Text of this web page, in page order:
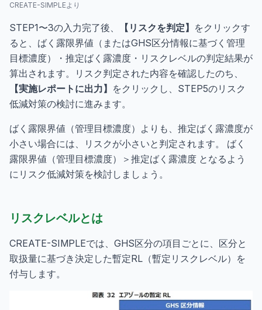
CREATE-SIMPLEより
STEP1〜3の入力完了後、 【リスクを判定】 をクリックす
ると、ばく露限界値（またはGHS区分情報に基づく管理
目標濃度）・推定ばく露濃度・リスクレベルの判定結果が
算出されます。リスク判定された内容を確認したのち、
【実施レポートに出力】 をクリックし、STEP5のリスク
低減対策の検討に進みます。
ばく露限界値（管理目標濃度）よりも、推定ばく露濃度が
小さい場合には、リスクが小さいと判定されます。 ばく
露限界値（管理目標濃度）＞推定ばく露濃度 となるよう
にリスク低減対策を検討しましょう。
リスクレベルとは
CREATE-SIMPLEでは、GHS区分の項目ごとに、区分と
取扱量に基づき決定した暫定RL（暫定リスクレベル）を
付与します。